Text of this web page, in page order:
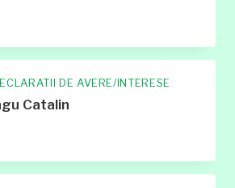
DE AVERE/INTERESE
Catalin